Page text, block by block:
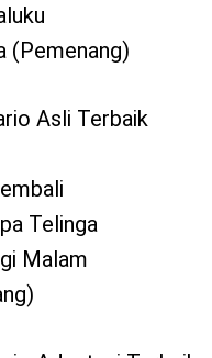
(Pemenang)
Asli Terbaik
Telinga
Malam